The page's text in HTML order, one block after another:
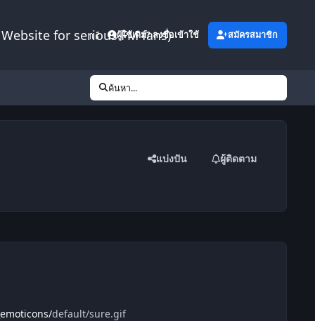
for serious FM fans)
เพิ่มเติม ผู้ใช้เดิม? ลงชื่อเข้าใช้ สมัครสมาชิก
ค้นหา...
แบ่งปัน ผู้ติดตาม
default/sure.gif